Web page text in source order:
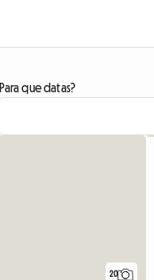
Para que datas?
20